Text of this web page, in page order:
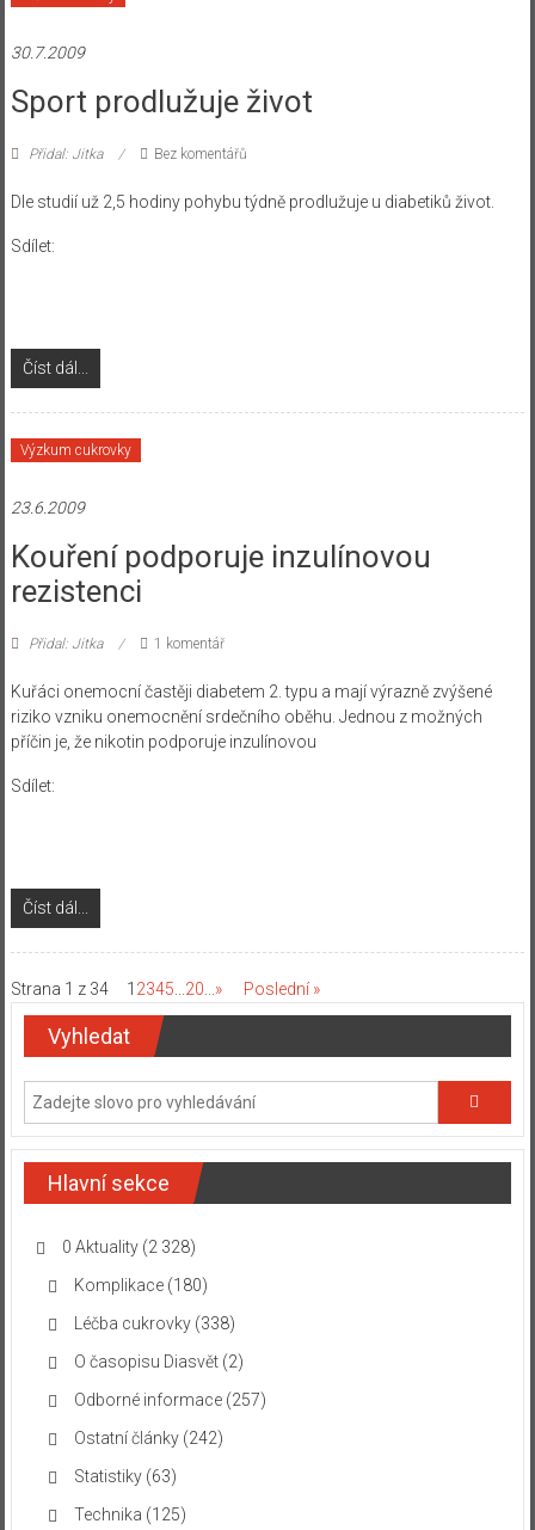
30.7.2009
Sport prodlužuje život
Přidal: Jitka Bez komentářů
Dle studií už 2,5 hodiny pohybu týdně prodlužuje u diabetiků život.
Sdílet:
Číst dál...
Výzkum cukrovky
23.6.2009
Kouření podporuje inzulínovou
rezistenci
Přidal: Jitka 1 komentář
Kuřáci onemocní častěji diabetem 2. typu a mají výrazně zvýšené
riziko vzniku onemocnění srdečního oběhu. Jednou z možných
příčin je, že nikotin podporuje inzulínovou
Sdílet:
Číst dál...
Strana 1 z 34 1 2345...20...»Poslední »
Vyhledat
Hlavní sekce
0 Aktuality(2 328)
Komplikace(180)
Léčba cukrovky(338)
O časopisu Diasvět(2)
Odborné informace(257)
Ostatní články(242)
Statistiky(63)
Technika (125)